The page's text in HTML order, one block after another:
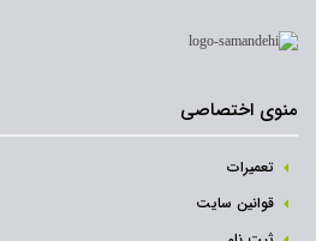
منوی اختصاصی
تعمیرات
قوانین سایت